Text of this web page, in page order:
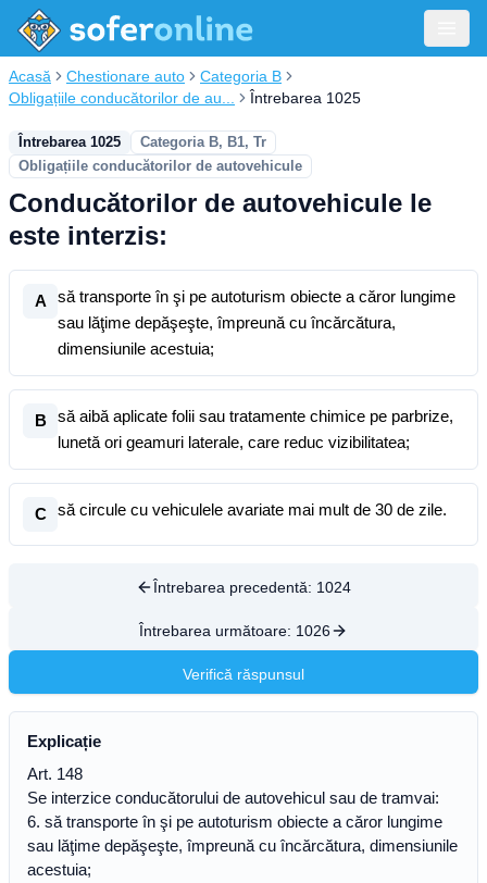
Acasă Chestionare auto
Categoria B
Obligațiile conducătorilor de au...
Întrebarea 1025
Întrebarea 1025
Categoria B, B1, Tr
Obligațiile conducătorilor de autovehicule
Conducătorilor de autovehicule le
este interzis:
A
să transporte în şi pe autoturism obiecte a căror lungime
sau lăţime depăşeşte, împreună cu încărcătura,
dimensiunile acestuia;
B
să aibă aplicate folii sau tratamente chimice pe parbrize,
lunetă ori geamuri laterale, care reduc vizibilitatea;
C să circule cu vehiculele avariate mai mult de 30 de zile.
Întrebarea precedentă: 1024
Întrebarea următoare: 1026
Verifică răspunsul
Explicație
Art. 148
Se interzice conducătorului de autovehicul sau de tramvai:
6. să transporte în şi pe autoturism obiecte a căror lungime
sau lăţime depăşeşte, împreună cu încărcătura, dimensiunile
acestuia;